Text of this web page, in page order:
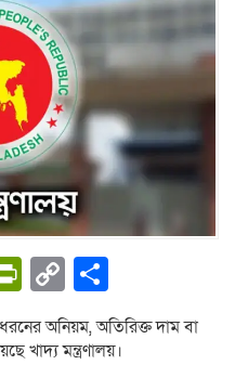
PrintFriendly
Copy
Link
অনিয়ম, অতিরিক্ত দাম বা
খাদ্য মন্ত্রণালয়।